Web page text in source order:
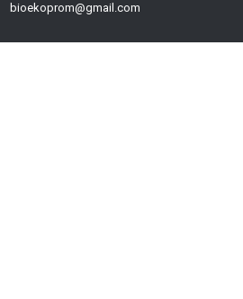
bioekoprom@gmail.com